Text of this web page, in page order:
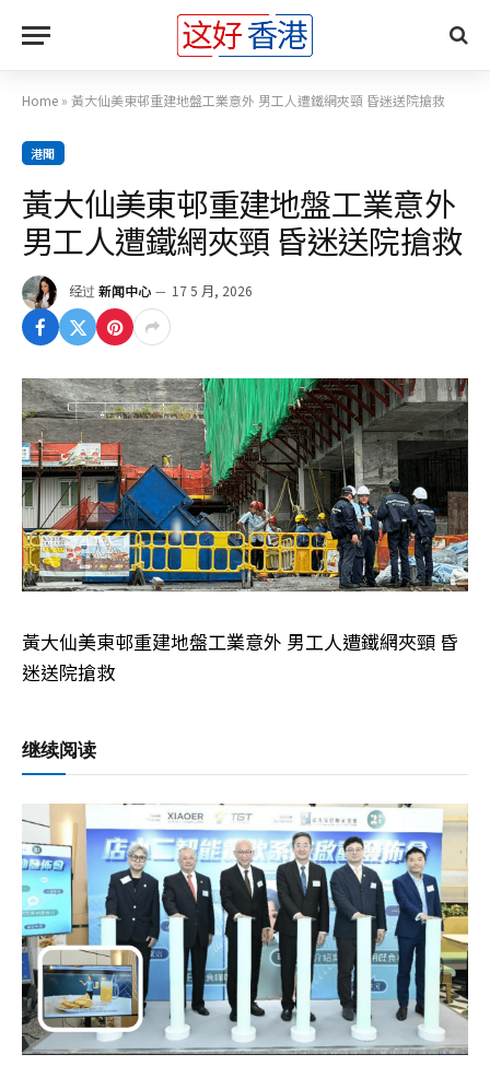
Home » 黃大仙美東邨重建地盤工業意外 男工人遭鐵網夾頸 昏迷送院搶救
港聞
黃大仙美東邨重建地盤工業意外
男工人遭鐵網夾頸 昏迷送院搶救
经过 新闻中心 17 5 月, 2026
黃大仙美東邨重建地盤工業意外 男工人遭鐵網夾頸 昏
迷送院搶救
继续阅读